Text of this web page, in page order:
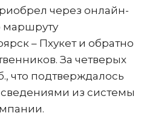
через онлайн-
маршруту
– Пхукет и обратно
За четверых
что подтверждалось
из системы